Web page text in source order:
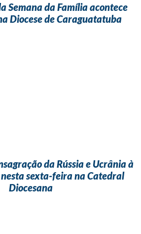
Semana da Família acontece
Diocese de Caraguatatuba
da Rússia e Ucrânia à
nesta sexta-feira na Catedral
Diocesana